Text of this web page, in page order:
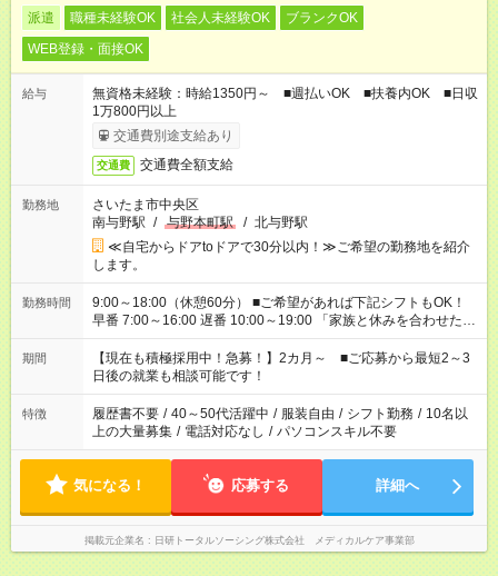
派遣 職種未経験OK 社会人未経験OK
ブランクOK
WEB登録・面接OK
給与
無資格未経験：時給1350円～ ■週払いOK ■扶養内OK ■日収
1万800円以上
交通費別途支給あり
交通費 交通費全額支給
勤務地
さいたま市中央区
南与野駅 / 与野本町駅 / 北与野駅
≪自宅からドアtoドアで30分以内！≫ご希望の勤務地を紹介
します。
勤務時間
9:00～18:00（休憩60分） ■ご希望があれば下記シフトもOK！
早番 7:00～16:00 遅番 10:00～19:00 「家族と休みを合わせた
い」 「余裕を持って夕飯の準備がしたい」 「できれば残業はし
たくない」 など、ご希望を教えてくださいね。 ※Wワーク希望
の方へ 今ご覧のお仕事で希望する勤務時間と、もう1つのお仕事
の勤務時間。 合計で週40時間を超える場合は応募できません。
期間
【現在も積極採用中！急募！】2カ月～ ■ご応募から最短2～3
日後の就業も相談可能です！
特徴 履歴書不要 / 40～50代活躍中 / 服装自由 / シフト勤務 / 10名以
上の大量募集 / 電話対応なし / パソコンスキル不要
気になる！ 応募する 詳細へ
掲載元企業名 日研トータルソーシング株式会社 メディカルケア事業部